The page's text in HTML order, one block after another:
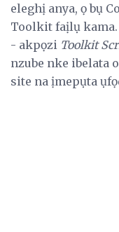
eleghị anya, ọ bụ
Toolkit faịlụ kama.
- akpọzi Toolkit
nzube nke ibelata
site na ịmepụta